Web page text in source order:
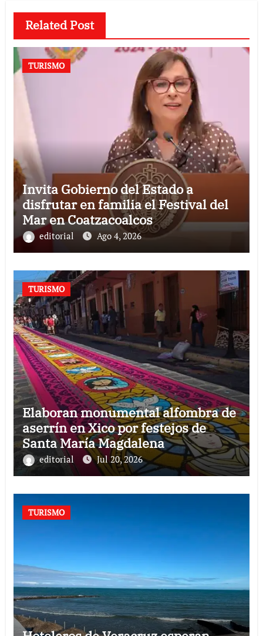
Related Post
TURISMO
Invita Gobierno del Estado a
disfrutar en familia el Festival del
Mar en Coatzacoalcos
editorial Ago 4, 2026
TURISMO
Elaboran monumental alfombra de
aserrín en Xico por festejos de
Santa María Magdalena
editorial Jul 20, 2026
TURISMO